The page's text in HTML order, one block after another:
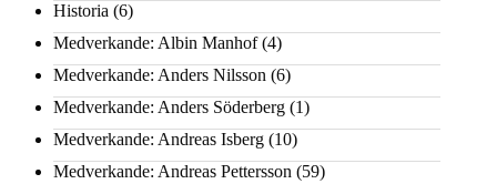
Historia (6)
Medverkande: Albin Manhof(4)
Medverkande: Anders Nilsson (6)
Medverkande: Anders Söderberg (1)
Medverkande: Andreas Isberg (10)
Medverkande: Andreas Pettersson (59)